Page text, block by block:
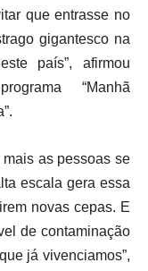
que entrasse no
gigantesco na
país”, afirmou
“Manhã
as pessoas se
escala gera essa
novas cepas. E
de contaminação
já vivenciamos”,